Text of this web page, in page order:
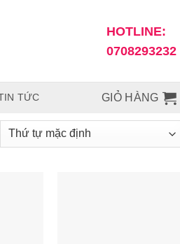
HOTLINE:
0708293232
TỨC GIỎ HÀNG